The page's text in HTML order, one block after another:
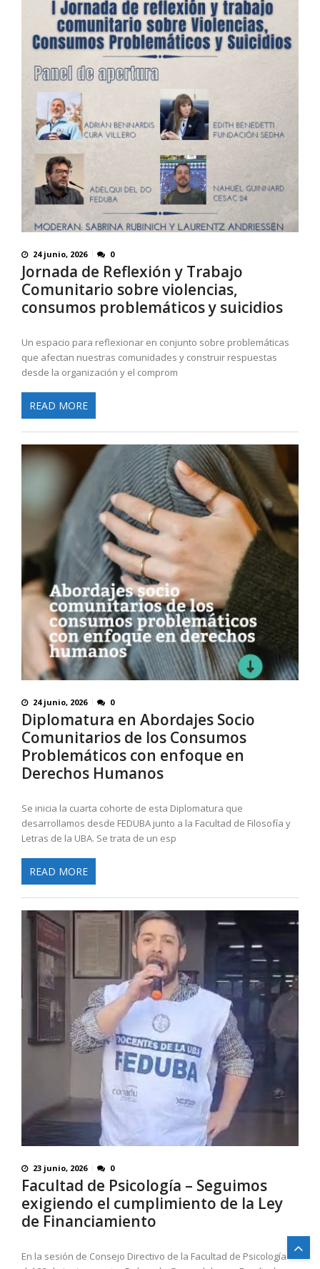
24 junio, 2026 0
Jornada de Reflexión y Trabajo
Comunitario sobre violencias,
consumos problemáticos y suicidios
Un espacio para reflexionar en conjunto sobre problemáticas
que afectan nuestras comunidades y construir respuestas
desde la organización y el comprom
READ MORE
24 junio, 2026 0
Diplomatura en Abordajes Socio
Comunitarios de los Consumos
Problemáticos con enfoque en
Derechos Humanos
Se inicia la cuarta cohorte de esta Diplomatura que
desarrollamos desde FEDUBA junto a la Facultad de Filosofía y
Letras de la UBA. Se trata de un esp
READ MORE
23 junio, 2026 0
Facultad de Psicología – Seguimos
exigiendo el cumplimiento de la Ley
de Financiamiento
En la sesión de Consejo Directivo de la Facultad de Psicología